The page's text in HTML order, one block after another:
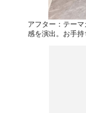
アフター：テー
感を演出。お手持